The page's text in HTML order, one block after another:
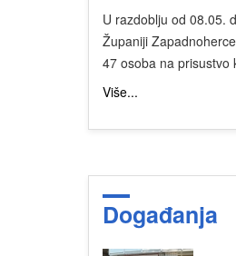
U razdoblju od 08.05.
Županiji
47 osoba na prisustvo
Više...
Događanja